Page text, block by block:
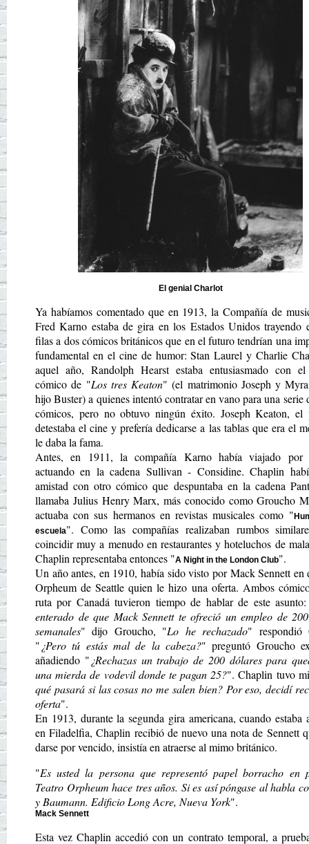
El genial Charlot
Ya habíamos comentado que en 1913, la Compañía de
Fred Karno estaba de gira en los Estados Unidos trayendo
filas a dos cómicos británicos que en el futuro tendrían una
fundamental en el cine de humor: Stan Laurel y Charlie
aquel año, Randolph Hearst estaba entusiasmado con
cómico de "Los tres Keaton" (el matrimonio Joseph y
hijo Buster) a quienes intentó contratar en vano para una serie
cómicos, pero no obtuvo ningún éxito. Joseph Keaton, el
detestaba el cine y prefería dedicarse a las tablas que era el
le daba la fama.
Antes, en 1911, la compañía Karno había viajado por
actuando en la cadena Sullivan - Considine. Chaplin
amistad con otro cómico que despuntaba en la cadena
llamaba Julius Henry Marx, más conocido como Groucho
actuaba con sus hermanos en revistas musicales como "
escuela". Como las compañías realizaban rumbos
coincidir muy a menudo en restaurantes y hoteluchos de
Chaplin representaba entonces "A Night in the London Club".
Un año antes, en 1910, había sido visto por Mack Sennett en
Orpheum de Seattle quien le hizo una oferta. Ambos
ruta por Canadá tuvieron tiempo de hablar de este
enterado de que Mack Sennett te ofreció un empleo de
semanales" dijo Groucho, "Lo he rechazado" respondió
" ¿Pero tú estás mal de la cabeza?" preguntó Groucho
añadiendo " ¿Rechazas un trabajo de 200 dólares para
una mierda de vodevil donde te pagan 25?". Chaplin tuvo
qué pasará si las cosas no me salen bien? Por eso, decidí
oferta".
En 1913, durante la segunda gira americana, cuando estaba
en Filadelfia, Chaplin recibió de nuevo una nota de Sennett
darse por vencido, insistía en atraerse al mimo británico.
"Es usted la persona que representó papel borracho en
Teatro Orpheum hace tres años. Si es así póngase al habla
y Baumann. Edificio Long Acre, Nueva York".
Mack Sennett
Esta vez Chaplin accedió con un contrato temporal, a